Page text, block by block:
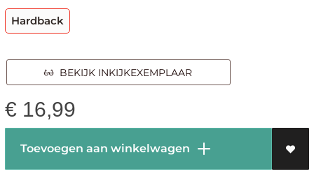
Hardback
BEKIJK INKIJKEXEMPLAAR
€ 16,99
Toevoegen aan winkelwagen